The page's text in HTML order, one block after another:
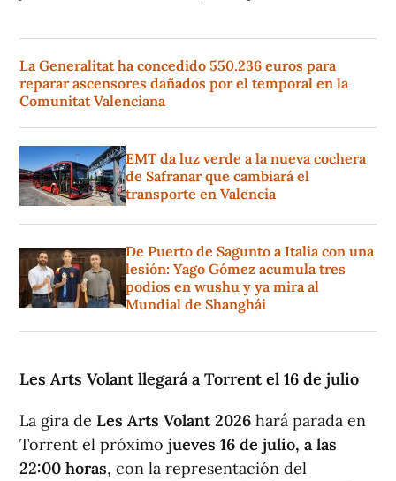
La Generalitat ha concedido 550.236 euros para
reparar ascensores dañados por el temporal en la
Comunitat Valenciana
EMT da luz verde a la nueva cochera
de Safranar que cambiará el
transporte en Valencia
De Puerto de Sagunto a Italia con una
lesión: Yago Gómez acumula tres
podios en wushu y ya mira al
Mundial de Shanghái
Les Arts Volant llegará a Torrent el 16 de julio
La gira de Les Arts Volant 2026 hará parada en
Torrent el próximo jueves 16 de julio, a las
22:00 horas, con la representación del